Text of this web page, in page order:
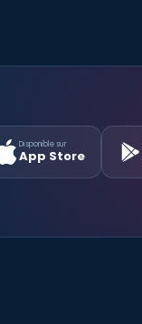
Disponible sur
App Store